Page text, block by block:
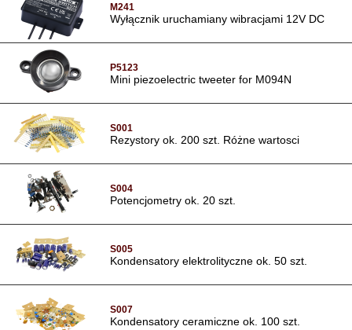
M241
Wyłącznik uruchamiany wibracjami 12V DC
P5123
Mini piezoelectric tweeter for M094N
S001
Rezystory ok. 200 szt. Różne wartosci
S004
Potencjometry ok. 20 szt.
S005
Kondensatory elektrolityczne ok. 50 szt.
S007
Kondensatory ceramiczne ok. 100 szt.